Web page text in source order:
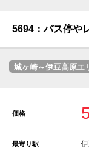
5694：バス停や
城ヶ崎～伊豆高原エ
価格
最寄り駅